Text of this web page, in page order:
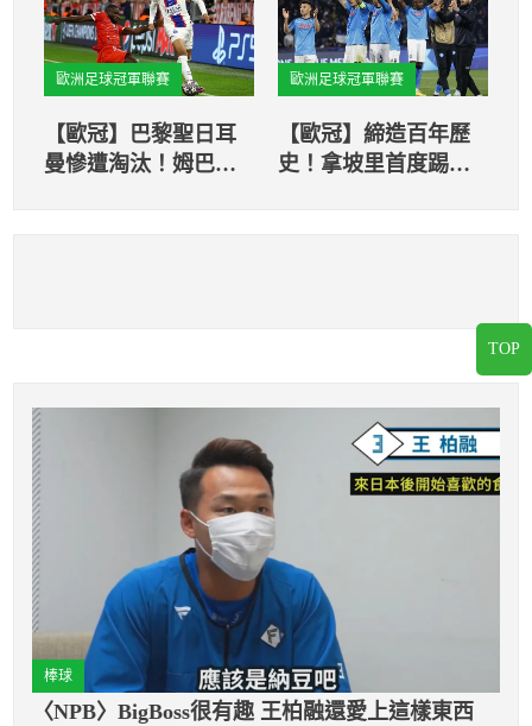
歸！
歐洲足球冠軍聯賽
【歐冠】巴黎聖日耳
曼慘遭淘汰！姆巴
歐洲足球冠軍聯賽
【歐冠】締造百年歷
史！拿坡里首度踢進
棒球
〈NPB〉BigBoss很有趣 王柏融還愛上這樣東西
TOP